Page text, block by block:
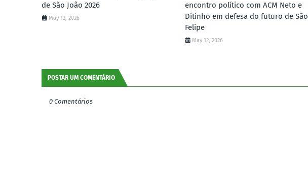
de São João 2026
May 12, 2026
encontro político com ACM Neto e
Ditinho em defesa do futuro de São
Felipe
May 12, 2026
POSTAR UM COMENTÁRIO
0 Comentários